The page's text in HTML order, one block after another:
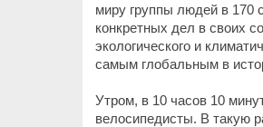
миру группы людей в 170
конкретных дел в своих
экологического и
самым глобальным в
Утром, в 10 часов 10
велосипедисты. В такую